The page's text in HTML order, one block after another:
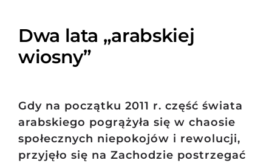
Dwa lata „arabskiej
wiosny”
Gdy na początku 2011 r. część świata
arabskiego pogrążyła się w chaosie
społecznych niepokojów i rewolucji,
przyjęło się na Zachodzie postrzegać